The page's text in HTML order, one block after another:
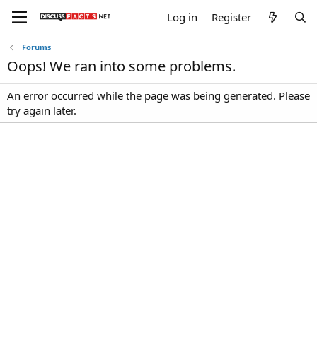
Log in Register
Forums
Oops! We ran into some problems.
An error occurred while the page was being generated. Please
try again later.